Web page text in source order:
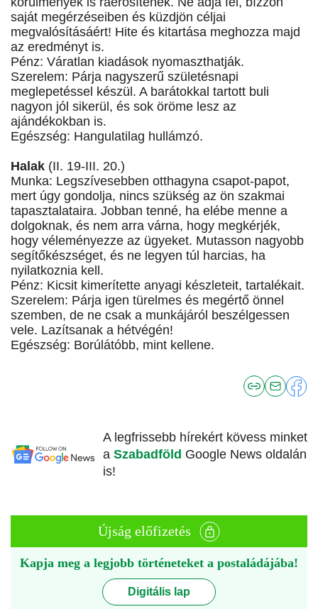
saját megérzéseiben és küzdjön céljai
megvalósításáért! Hite és kitartása meghozza majd
az eredményt is.
Pénz: Váratlan kiadások nyomaszthatják.
Szerelem: Párja nagyszerű születésnapi
meglepetéssel készül. A barátokkal tartott buli
nagyon jól sikerül, és sok öröme lesz az
ajándékokban is.
Egészség: Hangulatilag hullámzó.
Halak (II. 19-III. 20.)
Munka: Legszívesebben otthagyna csapot-papot,
mert úgy gondolja, nincs szükség az ön szakmai
tapasztalataira. Jobban tenné, ha elébe menne a
dolgoknak, és nem arra várna, hogy megkérjék,
hogy véleményezze az ügyeket. Mutasson nagyobb
segítőkészséget, és ne legyen túl harcias, ha
nyilatkoznia kell.
Pénz: Kicsit kimerítette anyagi készleteit, tartalékait.
Szerelem: Párja igen türelmes és megértő önnel
szemben, de ne csak a munkájáról beszélgessen
vele. Lazítsanak a hétvégén!
Egészség: Borúlátóbb, mint kellene.
A legfrissebb hírekért kövess minket
a Szabadföld Google News oldalán
is!
Újság előfizetés
Kapja meg a legjobb történeteket a postaládájába!
Digitális lap